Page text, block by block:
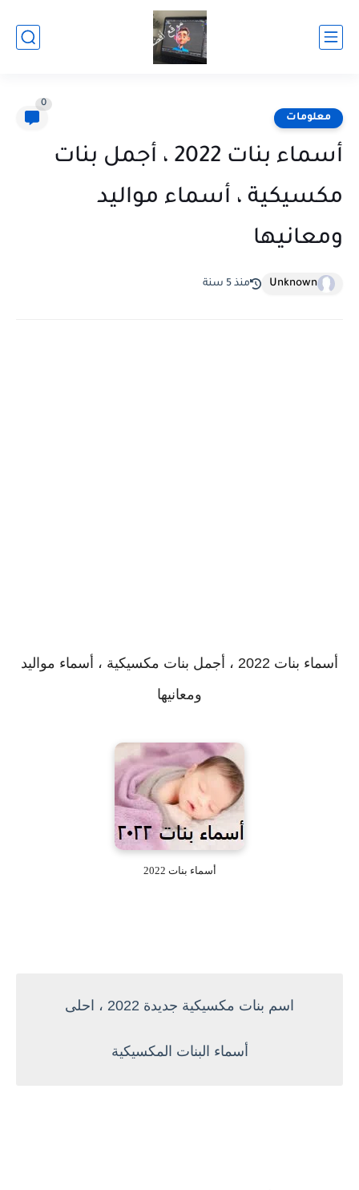
معلومات
0
أسماء بنات 2022 ، أجمل بنات
مكسيكية ، أسماء مواليد
ومعانيها
Unknown منذ 5 سنة
أسماء بنات 2022 ، أجمل بنات مكسيكية ، أسماء مواليد
ومعانيها
أسماء بنات 2022
اسم بنات مكسيكية جديدة 2022 ، احلى
أسماء البنات المكسيكية